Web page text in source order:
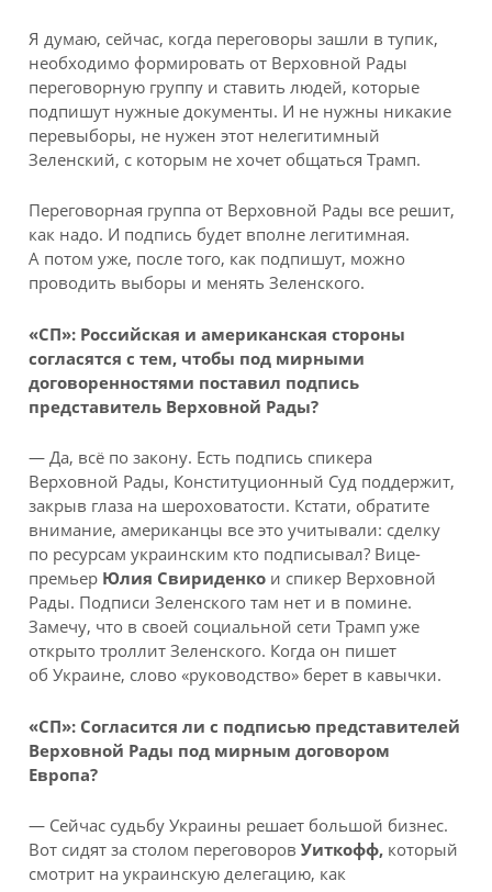
Я думаю, сейчас, когда переговоры зашли в тупик,
необходимо формировать от Верховной Рады
переговорную группу и ставить людей, которые
подпишут нужные документы. И не нужны никакие
перевыборы, не нужен этот нелегитимный
Зеленский, с которым не хочет общаться Трамп.
Переговорная группа от Верховной Рады все решит,
как надо. И подпись будет вполне легитимная.
А потом уже, после того, как подпишут, можно
проводить выборы и менять Зеленского.
«СП»: Российская и американская стороны
согласятся с тем, чтобы под мирными
договоренностями поставил подпись
представитель Верховной Рады?
— Да, всё по закону. Есть подпись спикера
Верховной Рады, Конституционный Суд поддержит,
закрыв глаза на шероховатости. Кстати, обратите
внимание, американцы все это учитывали: сделку
по ресурсам украинским кто подписывал? Вице-
премьер Юлия Свириденко и спикер Верховной
Рады. Подписи Зеленского там нет и в помине.
Замечу, что в своей социальной сети Трамп уже
открыто троллит Зеленского. Когда он пишет
об Украине, слово «руководство» берет в кавычки.
«СП»: Согласится ли с подписью представителей
Верховной Рады под мирным договором
Европа?
— Сейчас судьбу Украины решает большой бизнес.
Вот сидят за столом переговоровУиткофф, который
смотрит на украинскую делегацию, как